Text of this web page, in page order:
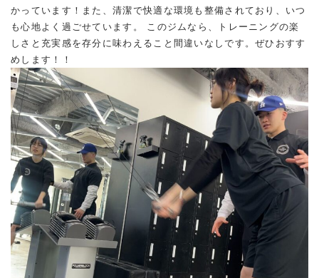
かっています！また、清潔で快適な環境も整備されており、いつ
も心地よく過ごせています。 このジムなら、トレーニングの楽
しさと充実感を存分に味わえること間違いなしです。ぜひおすす
めします！！